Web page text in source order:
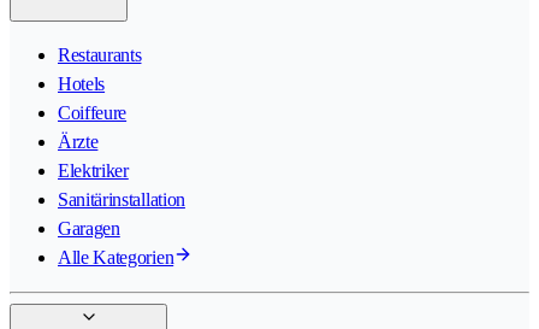
Restaurants
Hotels
Coiffeure
Ärzte
Elektriker
Sanitärinstallation
Garagen
Alle Kategorien